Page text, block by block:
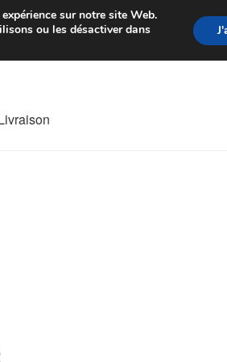
Du lundi au
sur notre site Web.
ou les désactiver dans